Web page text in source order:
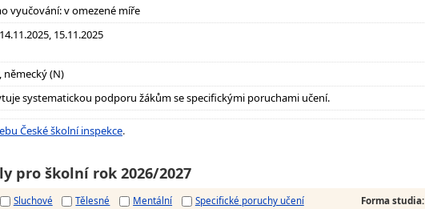
vyučování: v omezené míře
15.11.2025
německý (N)
systematickou podporu žákům se specifickými poruchami učení.
České školní inspekce.
pro školní rok 2026/2027
Sluchové Tělesné Mentální Specifické poruchy učení Forma studia: